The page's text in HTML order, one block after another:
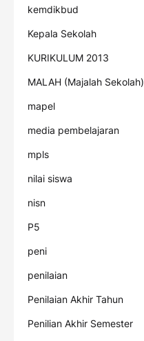
kemdikbud
Kepala Sekolah
KURIKULUM 2013
MALAH (Majalah Sekolah)
mapel
media pembelajaran
mpls
nilai siswa
nisn
P5
peni
penilaian
Penilaian Akhir Tahun
Penilian Akhir Semester